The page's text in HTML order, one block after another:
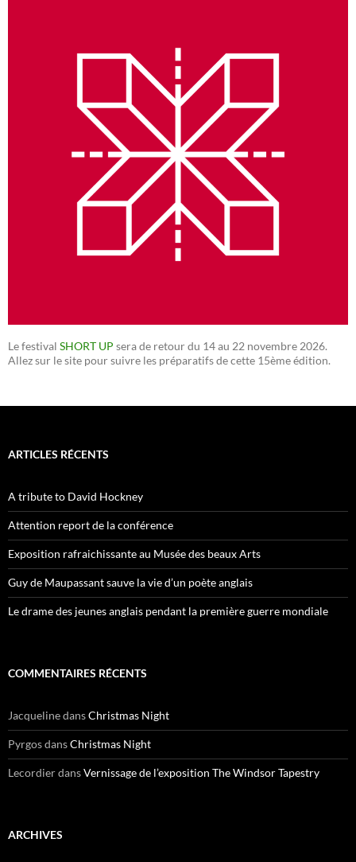
Le festival SHORT UP sera de retour du 14 au 22 novembre 2026.
Allez sur le site pour suivre les préparatifs de cette 15ème édition.
ARTICLES RÉCENTS
A tribute to David Hockney
Attention report de la conférence
Exposition rafraichissante au Musée des beaux Arts
Guy de Maupassant sauve la vie d’un poète anglais
Le drame des jeunes anglais pendant la première guerre mondiale
COMMENTAIRES RÉCENTS
JacquelinedansChristmas Night
PyrgosdansChristmas Night
LecordierdansVernissage de l’exposition The Windsor Tapestry
ARCHIVES